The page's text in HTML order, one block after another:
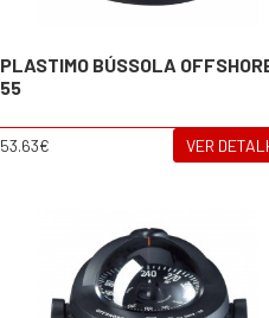
PLASTIMO BÚSSOLA
55
53.63€ VER